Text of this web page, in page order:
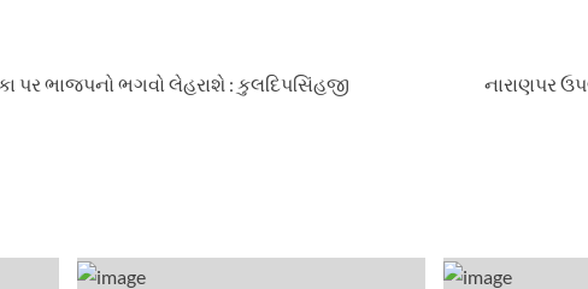
પર ભાજપનો ભગવો લેહરાશે : કુલદિપસિંહજી
નારાણપર